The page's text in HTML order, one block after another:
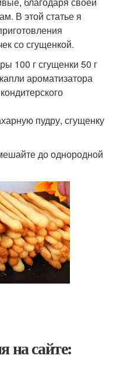
В этой статье я
со сгущенкой.
100 г сгущенки 50 г
ароматизатора
пудру, сгущенку
до однородной
на сайте: